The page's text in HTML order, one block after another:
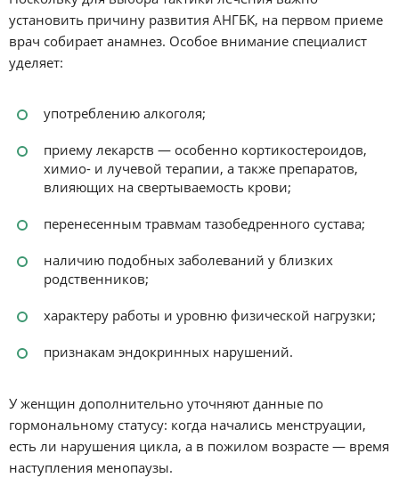
установить причину развития АНГБК, на первом приеме
врач собирает анамнез. Особое внимание специалист
уделяет:
употреблению алкоголя;
приему лекарств — особенно кортикостероидов,
химио- и лучевой терапии, а также препаратов,
влияющих на свертываемость крови;
перенесенным травмам тазобедренного сустава;
наличию подобных заболеваний у близких
родственников;
характеру работы и уровню физической нагрузки;
признакам эндокринных нарушений.
У женщин дополнительно уточняют данные по
гормональному статусу: когда начались менструации,
есть ли нарушения цикла, а в пожилом возрасте — время
наступления менопаузы.